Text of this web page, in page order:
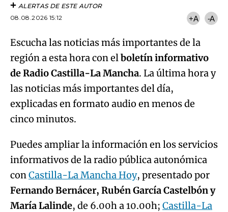
ALERTAS DE ESTE AUTOR
08.08.2026 15:12
+A -A
Escucha las noticias más importantes de la
región a esta hora con elboletín informativo
de Radio Castilla-La Mancha. La última hora y
las noticias más importantes del día,
explicadas en formato audio en menos de
cinco minutos.
Puedes ampliar la información en los servicios
informativos de la radio pública autonómica
conCastilla-La Mancha Hoy, presentado por
Fernando Bernácer, Rubén García Castelbón y
María Lalinde, de 6.00h a 10.00h; Castilla-La